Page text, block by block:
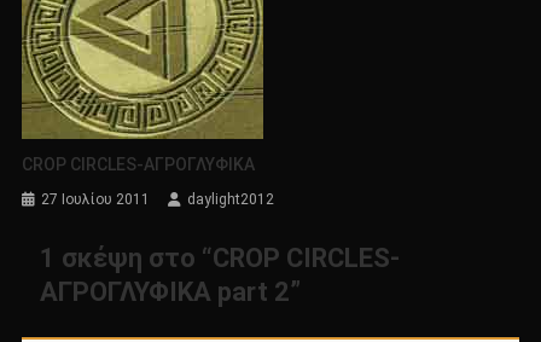
CROP CIRCLES-ΑΓΡΟΓΛΥΦΙΚΑ
27 Ιουλίου 2011 daylight2012
1 σκέψη στο “CROP CIRCLES-
ΑΓΡΟΓΛΥΦΙΚΑ part 2”